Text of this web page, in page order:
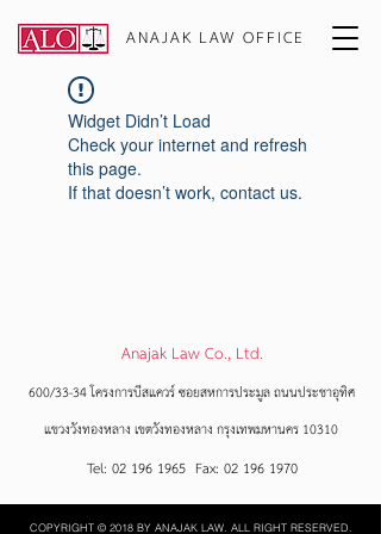
ANAJAK LAW OFFICE
Widget Didn’t Load
Check your internet and refresh
this page.
If that doesn’t work, contact us.
Anajak Law Co., Ltd.
600/33-34 โครงการบีสแควร์ ซอยสหการประมูล ถนนประชาอุทิศ
แขวงวังทองหลาง เขตวังทองหลาง กรุงเทพมหานคร 10310
Tel: 02 196 1965 Fax: 02 196 1970
COPYRIGHT © 2018 BY ANAJAK LAW. ALL RIGHT RESERVED.